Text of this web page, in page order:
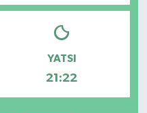
YATSI
21:22